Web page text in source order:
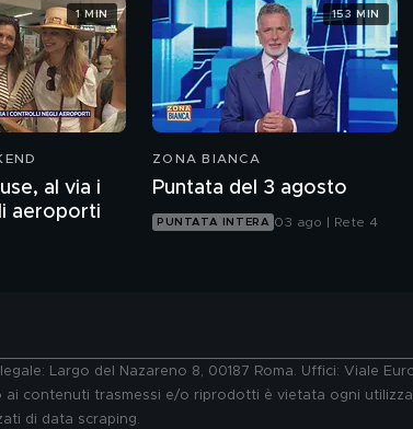
al via i
aeroporti
1 MIN
ZONA BIANCA
Puntata del 3 agosto
PUNTATA INTERA 03 ago | Rete 4
153 MIN
Largo del Nazareno 8, 00187 Roma. Uffici: Viale
contenuti trasmessi e/o riprodotti è vietata ogni
di data scraping.